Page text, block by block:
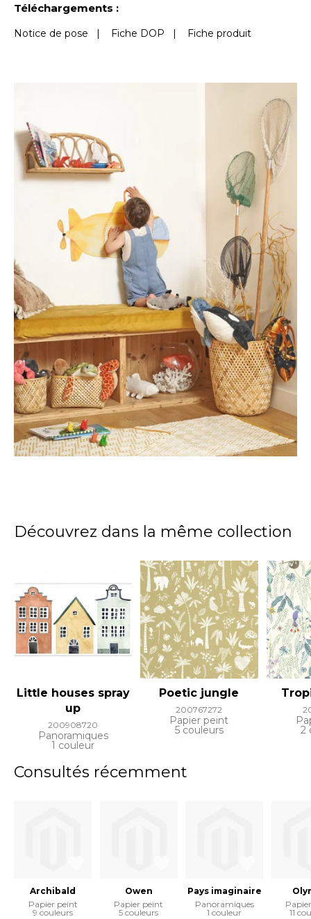
Téléchargements :
Notice de pose | Fiche DOP | Fiche produit
Découvrez dans la même collection
Little houses spray
up
200908720
Panoramiques
1 couleur
Poetic jungle
200767272
Papier peint
5 couleurs 2
Consultés récemment
Archibald
Papier peint
9 couleurs
Owen
Papier peint
5 couleurs
Pays imaginaire
Panoramiques
1 couleur
11